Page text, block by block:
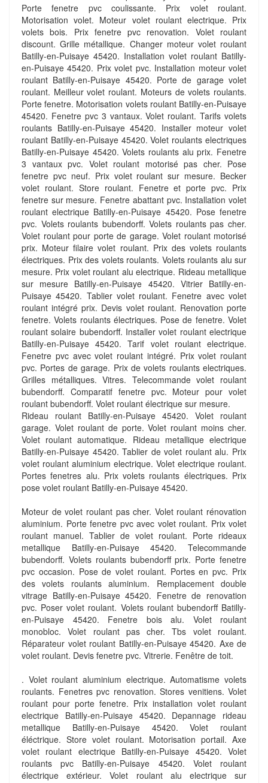
Porte fenetre pvc coulissante. Prix volet roulant.
Motorisation volet. Moteur volet roulant electrique. Prix
volets bois. Prix fenetre pvc renovation. Volet roulant
discount. Grille métallique. Changer moteur volet roulant
Batilly-en-Puisaye 45420. Installation volet roulant Batilly-
en-Puisaye 45420. Prix volet pvc. Installation moteur volet
roulant Batilly-en-Puisaye 45420. Porte de garage volet
roulant. Meilleur volet roulant. Moteurs de volets roulants.
Porte fenetre. Motorisation volets roulant Batilly-en-Puisaye
45420. Fenetre pvc 3 vantaux. Volet roulant. Tarifs volets
roulants Batilly-en-Puisaye 45420. Installer moteur volet
roulant Batilly-en-Puisaye 45420. Volet roulants electriques
Batilly-en-Puisaye 45420. Volets roulants alu prix. Fenetre
3 vantaux pvc. Volet roulant motorisé pas cher. Pose
fenetre pvc neuf. Prix volet roulant sur mesure. Becker
volet roulant. Store roulant. Fenetre et porte pvc. Prix
fenetre sur mesure. Fenetre abattant pvc. Installation volet
roulant electrique Batilly-en-Puisaye 45420. Pose fenetre
pvc. Volets roulants bubendorff. Volets roulants pas cher.
Volet roulant pour porte de garage. Volet roulant motorisé
prix. Moteur filaire volet roulant. Prix des volets roulants
électriques. Prix des volets roulants. Volets roulants alu sur
mesure. Prix volet roulant alu electrique. Rideau metallique
sur mesure Batilly-en-Puisaye 45420. Vitrier Batilly-en-
Puisaye 45420. Tablier volet roulant. Fenetre avec volet
roulant intégré prix. Devis volet roulant. Renovation porte
fenetre. Volets roulants électriques. Pose de fenetre. Volet
roulant solaire bubendorff. Installer volet roulant electrique
Batilly-en-Puisaye 45420. Tarif volet roulant electrique.
Fenetre pvc avec volet roulant intégré. Prix volet roulant
pvc. Portes de garage. Prix de volets roulants electriques.
Grilles métalliques. Vitres. Telecommande volet roulant
bubendorff. Comparatif fenetre pvc. Moteur pour volet
roulant bubendorff. Volet roulant électrique sur mesure.
Rideau roulant Batilly-en-Puisaye 45420. Volet roulant
garage. Volet roulant de porte. Volet roulant moins cher.
Volet roulant automatique. Rideau metallique electrique
Batilly-en-Puisaye 45420. Tablier de volet roulant alu. Prix
volet roulant aluminium electrique. Volet electrique roulant.
Portes fenetres alu. Prix volets roulants électriques. Prix
pose volet roulant Batilly-en-Puisaye 45420.
Moteur de volet roulant pas cher. Volet roulant rénovation
aluminium. Porte fenetre pvc avec volet roulant. Prix volet
roulant manuel. Tablier de volet roulant. Porte rideaux
metallique Batilly-en-Puisaye 45420. Telecommande
bubendorff. Volets roulants bubendorff prix. Porte fenetre
pvc occasion. Pose de volet roulant. Portes en pvc. Prix
des volets roulants aluminium. Remplacement double
vitrage Batilly-en-Puisaye 45420. Fenetre de renovation
pvc. Poser volet roulant. Volets roulant bubendorff Batilly-
en-Puisaye 45420. Fenetre bois alu. Volet roulant
monobloc. Volet roulant pas cher. Tbs volet roulant.
Réparateur volet roulant Batilly-en-Puisaye 45420. Axe de
volet roulant. Devis fenetre pvc. Vitrerie. Fenêtre de toit.
. Volet roulant aluminium electrique. Automatisme volets
roulants. Fenetres pvc renovation. Stores venitiens. Volet
roulant pour porte fenetre. Prix installation volet roulant
electrique Batilly-en-Puisaye 45420. Depannage rideau
metallique Batilly-en-Puisaye 45420. Volet roulant
éléctrique. Store volet roulant. Motorisation portail. Axe
volet roulant electrique Batilly-en-Puisaye 45420. Volet
roulants pvc Batilly-en-Puisaye 45420. Volet roulant
électrique extérieur. Volet roulant alu electrique sur